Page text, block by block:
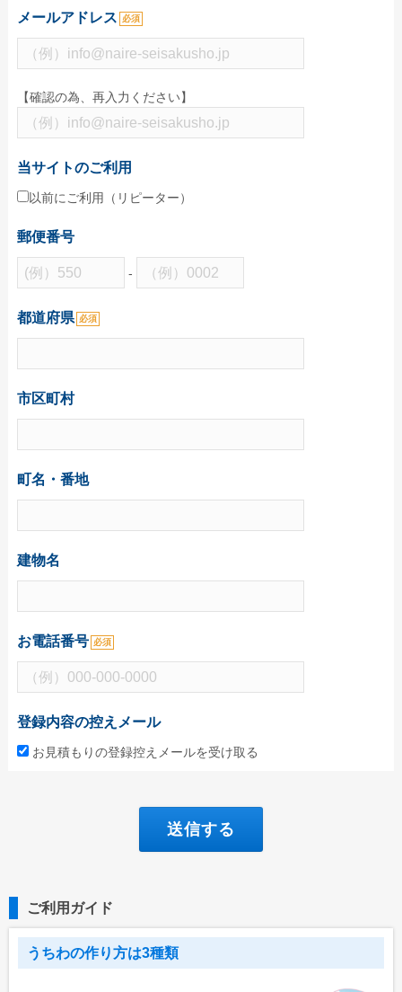
イベント向け特集
無地うちわ
スポーツ応援うちわ
町内会のお祭りうちわ
こども向けイベント
学校(運動会・文化祭)
うちわコラム
HOW TO うちわ作り
デザインのコツ
うちわ広告について
レスタス
お名前シール製作所
メールアドレス 必須
【確認の為、再入力ください】
当サイトのご利用
以前にご利用（リピーター）
郵便番号
-
都道府県 必須
市区町村
町名・番地
建物名
お電話番号 必須
登録内容の控えメール
お見積もりの登録控えメールを受け取る
ご利用ガイド
うちわの作り方は3種類